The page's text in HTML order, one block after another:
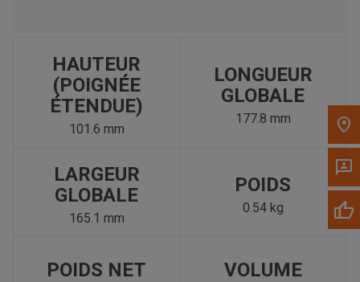
HAUTEUR
(POIGNÉE
ÉTENDUE)
101.6 mm
LONGUEUR
GLOBALE
177.8 mm
LARGEUR
GLOBALE
165.1 mm
POIDS
0.54 kg
POIDS NET VOLUME